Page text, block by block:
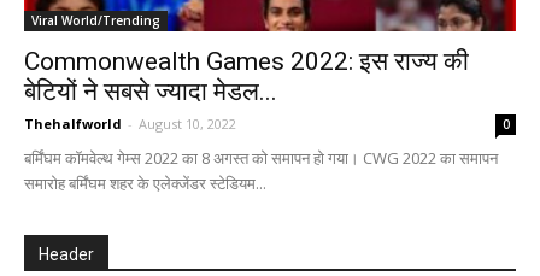
Viral World/Trending
Commonwealth Games 2022: इस राज्य की
बेटियों ने सबसे ज्यादा मेडल...
Thehalfworld - August 10, 2022 0
बर्मिंघम कॉमवेल्‍थ गेम्‍स 2022 का 8 अगस्त को समापन हो गया। CWG 2022 का समापन
समारोह बर्मिंघम शहर के एलेक्जेंडर स्टेडियम...
Header